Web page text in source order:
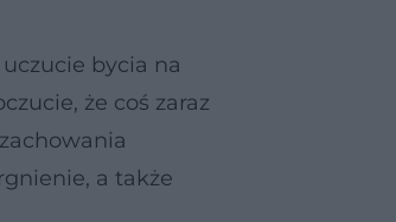
bycia na
że coś zaraz
a także